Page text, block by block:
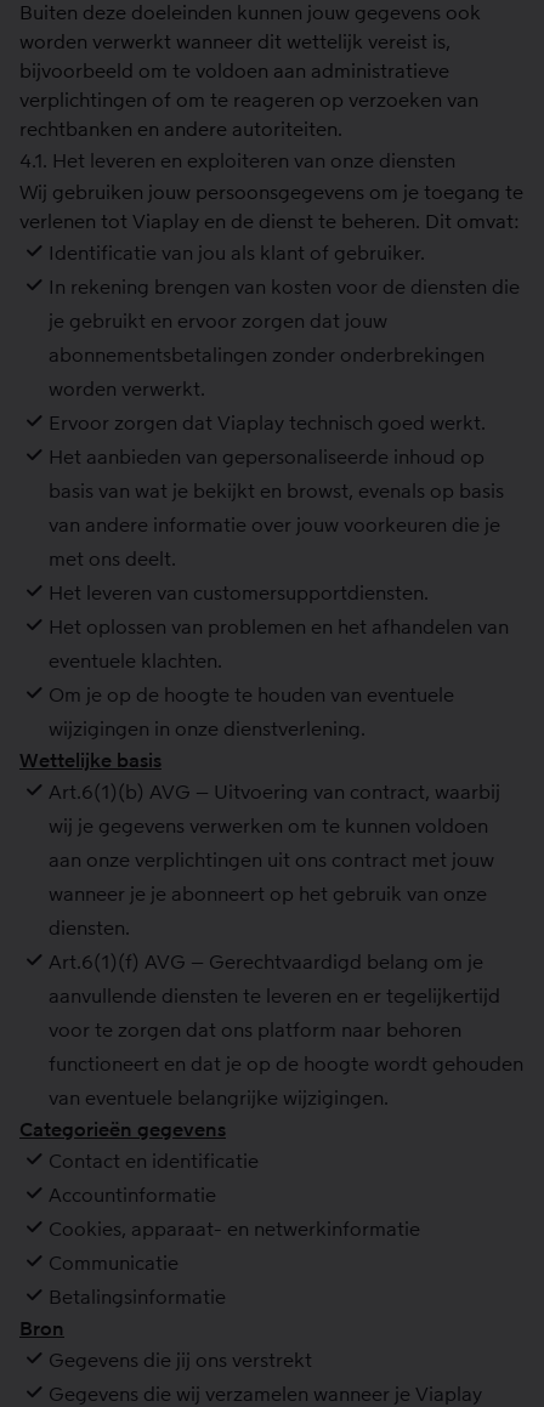
Buiten deze doeleinden kunnen jouw gegevens ook
worden verwerkt wanneer dit wettelijk vereist is,
bijvoorbeeld om te voldoen aan administratieve
verplichtingen of om te reageren op verzoeken van
rechtbanken en andere autoriteiten.
4.1. Het leveren en exploiteren van onze diensten
Wij gebruiken jouw persoonsgegevens om je toegang te
verlenen tot Viaplay en de dienst te beheren. Dit omvat:
Identificatie van jou als klant of gebruiker.
In rekening brengen van kosten voor de diensten die
je gebruikt en ervoor zorgen dat jouw
abonnementsbetalingen zonder onderbrekingen
worden verwerkt.
Ervoor zorgen dat Viaplay technisch goed werkt.
Het aanbieden van gepersonaliseerde inhoud op
basis van wat je bekijkt en browst, evenals op basis
van andere informatie over jouw voorkeuren die je
met ons deelt.
Het leveren van customersupportdiensten.
Het oplossen van problemen en het afhandelen van
eventuele klachten.
Om je op de hoogte te houden van eventuele
wijzigingen in onze dienstverlening.
Wettelijke basis
Art.6(1)(b) AVG – Uitvoering van contract, waarbij
wij je gegevens verwerken om te kunnen voldoen
aan onze verplichtingen uit ons contract met jouw
wanneer je je abonneert op het gebruik van onze
diensten.
Art.6(1)(f) AVG – Gerechtvaardigd belang om je
aanvullende diensten te leveren en er tegelijkertijd
voor te zorgen dat ons platform naar behoren
functioneert en dat je op de hoogte wordt gehouden
van eventuele belangrijke wijzigingen.
Categorieën gegevens
Contact en identificatie
Accountinformatie
Cookies, apparaat- en netwerkinformatie
Communicatie
Betalingsinformatie
Bron
Gegevens die jij ons verstrekt
Gegevens die wij verzamelen wanneer je Viaplay